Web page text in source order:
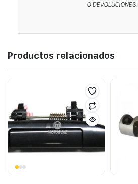
O DEVOLUCIONES.
Productos relacionados